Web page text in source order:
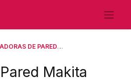
DE PARED
Makita